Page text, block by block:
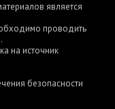
является
проводить
на источник
безопасности